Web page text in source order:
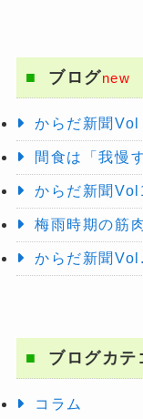
ブログnew
からだ新聞
間食は「我慢
からだ新聞
梅雨時期の筋
からだ新聞
ブログカテ
コラム